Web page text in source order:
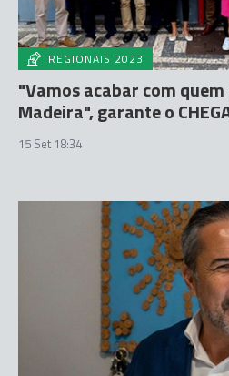
REGIONAIS 2023
"Vamos acabar com
Madeira", garante o
15 Set 18:34